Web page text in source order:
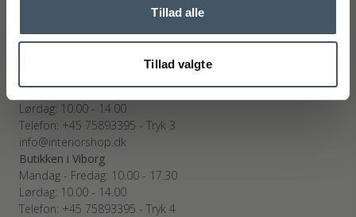
Tillad alle
Tillad valgte
Mandag - Fredag: 10.00 - 17.30
Telefon: +45 75893395 - Tryk 2
Mandag - Fredag: 10.00 - 17.30
Lørdag: 10.00 - 14.00
Telefon: +45 75893395 - Tryk 3
info@interiorshop.dk
Butikken i Viborg
Mandag - Fredag: 10.00 - 17.30
Lørdag: 10.00 - 14.00
Telefon: +45 75893395 - Tryk 4